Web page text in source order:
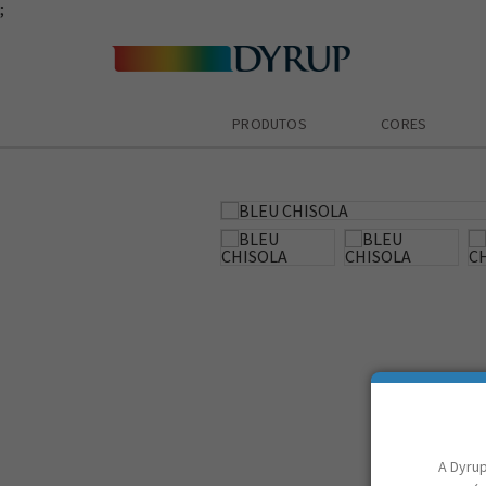
;
PRODUTOS CORES
A